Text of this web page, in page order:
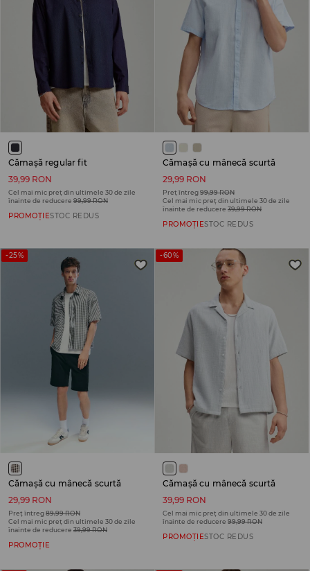
Cămașă regular fit
39,99 RON
Cel mai mic preț din ultimele 30 de zile
înainte de reducere 99,99 RON
PROMOȚIESTOC REDUS
Cămașă cu mânecă scurtă
29,99 RON
Preț întreg99,99 RON
Cel mai mic preț din ultimele 30 de zile
înainte de reducere 39,99 RON
PROMOȚIESTOC REDUS
-25%
Cămașă cu mânecă scurtă
29,99 RON
Preț întreg89,99 RON
Cel mai mic preț din ultimele 30 de zile
înainte de reducere 39,99 RON
PROMOȚIE
-60%
Cămașă cu mânecă scurtă
39,99 RON
Cel mai mic preț din ultimele 30 de zile
înainte de reducere 99,99 RON
PROMOȚIESTOC REDUS